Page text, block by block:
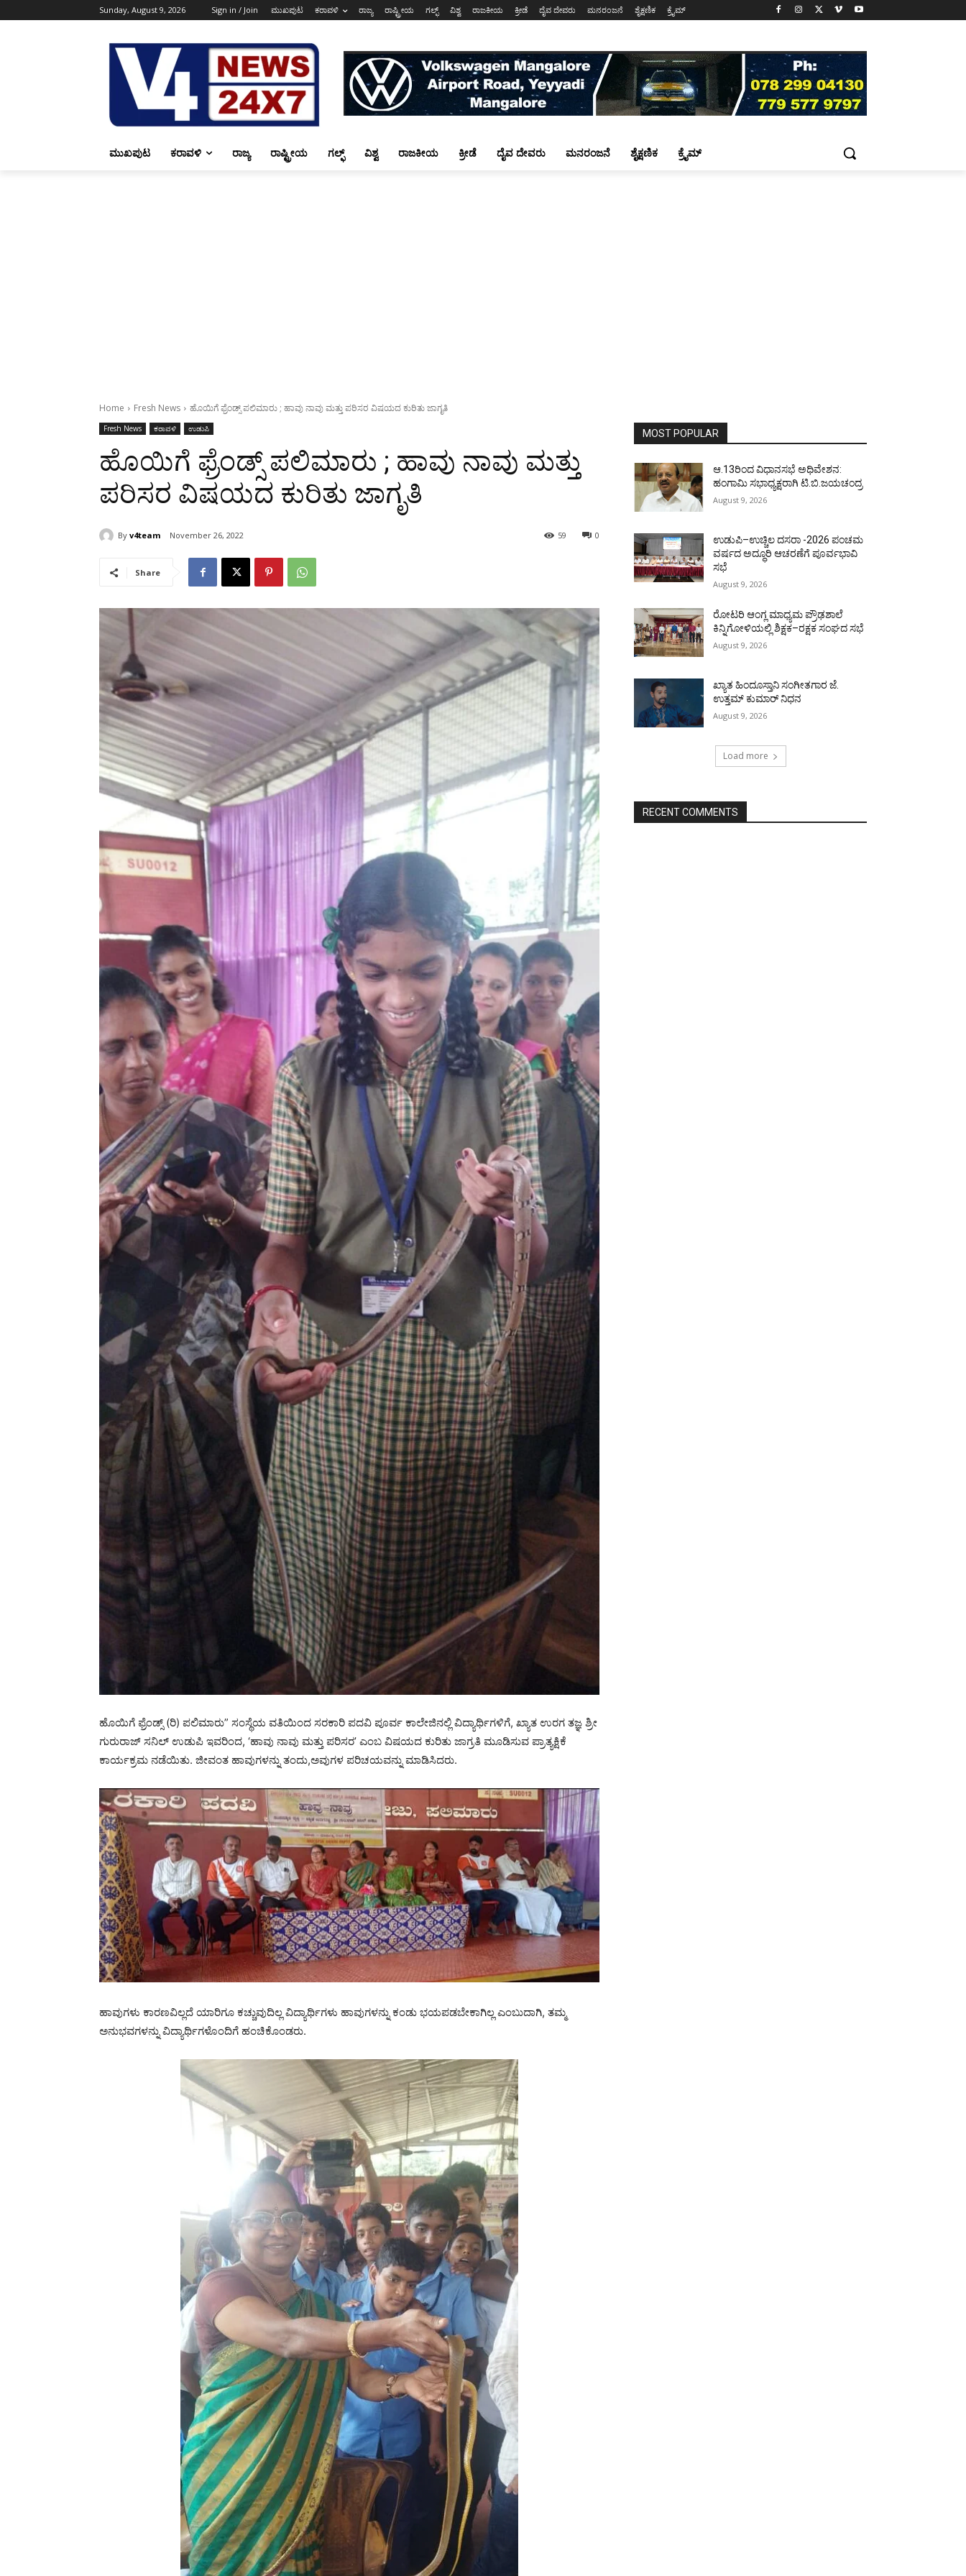
Sunday, August 9, 2026 Sign in / Join ಮುಖಪುಟ ಕರಾವಳಿ ರಾಜ್ಯ ರಾಷ್ಟ್ರೀಯ ಗಲ್ಫ್ ವಿಶ್ವ ರಾಜಕೀಯ ಕ್ರೀಡೆ ದೈವ ದೇವರು ಮನರಂಜನೆ ಶೈಕ್ಷಣಿಕ ಕ್ರೈಮ್
ಮುಖಪುಟ ಕರಾವಳಿ ರಾಜ್ಯ ರಾಷ್ಟ್ರೀಯ ಗಲ್ಫ್ ವಿಶ್ವ ರಾಜಕೀಯ ಕ್ರೀಡೆ ದೈವ ದೇವರು ಮನರಂಜನೆ ಶೈಕ್ಷಣಿಕ ಕ್ರೈಮ್
Home Fresh News ಹೊಯಿಗೆ ಫ್ರೆಂಡ್ಸ್ ಪಲಿಮಾರು ; ಹಾವು ನಾವು ಮತ್ತು ಪರಿಸರ ವಿಷಯದ ಕುರಿತು ಜಾಗೃತಿ
Fresh News ಕರಾವಳಿ ಉಡುಪಿ
ಹೊಯಿಗೆ ಫ್ರೆಂಡ್ಸ್ ಪಲಿಮಾರು ; ಹಾವು ನಾವು ಮತ್ತು
ಪರಿಸರ ವಿಷಯದ ಕುರಿತು ಜಾಗೃತಿ
By v4team November 26, 2022 0
59
Share
ಹೊಯಿಗೆ ಫ್ರೆಂಡ್ಸ್ (ರಿ) ಪಲಿಮಾರು” ಸಂಸ್ಥೆಯ ವತಿಯಿಂದ ಸರಕಾರಿ ಪದವಿ ಪೂರ್ವ ಕಾಲೇಜಿನಲ್ಲಿ ವಿದ್ಯಾರ್ಥಿಗಳಿಗೆ, ಖ್ಯಾತ ಉರಗ ತಜ್ಞ ಶ್ರೀ
ಗುರುರಾಜ್ ಸನಿಲ್ ಉಡುಪಿ ಇವರಿಂದ, ‘ಹಾವು ನಾವು ಮತ್ತು ಪರಿಸರ’ ಎಂಬ ವಿಷಯದ ಕುರಿತು ಜಾಗ್ರತಿ ಮೂಡಿಸುವ ಪ್ರಾತ್ಯಕ್ಷಿಕೆ
ಕಾರ್ಯಕ್ರಮ ನಡೆಯಿತು. ಜೀವಂತ ಹಾವುಗಳನ್ನು ತಂದು,ಅವುಗಳ ಪರಿಚಯವನ್ನು ಮಾಡಿಸಿದರು.
ಹಾವುಗಳು ಕಾರಣವಿಲ್ಲದೆ ಯಾರಿಗೂ ಕಚ್ಚುವುದಿಲ್ಲ ವಿದ್ಯಾರ್ಥಿಗಳು ಹಾವುಗಳನ್ನು ಕಂಡು ಭಯಪಡಬೇಕಾಗಿಲ್ಲ ಎಂಬುದಾಗಿ, ತಮ್ಮ
ಅನುಭವಗಳನ್ನು ವಿದ್ಯಾರ್ಥಿಗಳೊಂದಿಗೆ ಹಂಚಿಕೊಂಡರು.
MOST POPULAR
ಆ.13ರಿಂದ ವಿಧಾನಸಭೆ ಅಧಿವೇಶನ:
ಹಂಗಾಮಿ ಸಭಾಧ್ಯಕ್ಷರಾಗಿ ಟಿ.ಬಿ.ಜಯಚಂದ್ರ
August 9, 2026
ಉಡುಪಿ–ಉಚ್ಚಿಲ ದಸರಾ -2026 ಪಂಚಮ
ವರ್ಷದ ಅದ್ಧೂರಿ ಆಚರಣೆಗೆ ಪೂರ್ವಭಾವಿ
ಸಭೆ
August 9, 2026
ರೋಟರಿ ಆಂಗ್ಲ ಮಾಧ್ಯಮ ಪ್ರೌಢಶಾಲೆ
ಕಿನ್ನಿಗೋಳಿಯಲ್ಲಿ ಶಿಕ್ಷಕ–ರಕ್ಷಕ ಸಂಘದ ಸಭೆ
August 9, 2026
ಖ್ಯಾತ ಹಿಂದೂಸ್ತಾನಿ ಸಂಗೀತಗಾರ ಜೆ.
ಉತ್ತಮ್ ಕುಮಾರ್ ನಿಧನ
August 9, 2026
Load more
RECENT COMMENTS